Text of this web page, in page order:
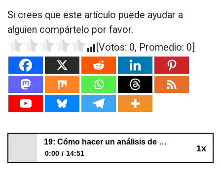
Si crees que este artículo puede ayudar a
alguien compártelo por favor.
[Votos: 0, Promedio: 0
1x
19: Cómo hacer un análisis de palabras clave
0:00 14:51